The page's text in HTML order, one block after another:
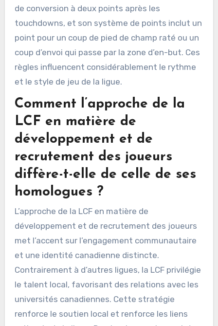
de conversion à deux points après les
touchdowns, et son système de points inclut un
point pour un coup de pied de champ raté ou un
coup d’envoi qui passe par la zone d’en-but. Ces
règles influencent considérablement le rythme
et le style de jeu de la ligue.
Comment l’approche de la
LCF en matière de
développement et de
recrutement des joueurs
diffère-t-elle de celle de ses
homologues ?
L’approche de la LCF en matière de
développement et de recrutement des joueurs
met l’accent sur l’engagement communautaire
et une identité canadienne distincte.
Contrairement à d’autres ligues, la LCF privilégie
le talent local, favorisant des relations avec les
universités canadiennes. Cette stratégie
renforce le soutien local et renforce les liens